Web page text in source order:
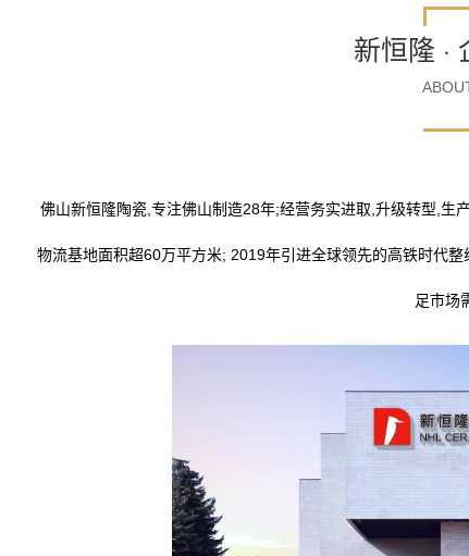
新恒隆 ·
佛山新恒隆陶瓷,专注佛山制造28年;经营务实进取,升级转型,生
物流基地面积超60万平方米; 2019年引进全球领先的高铁时代
足市场